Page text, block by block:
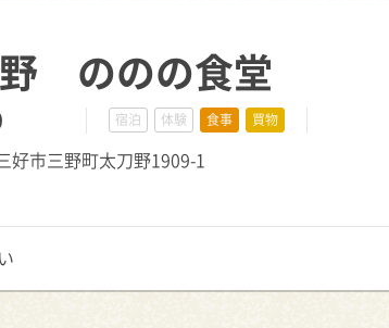
ののの食堂
宿泊 体験 食事 買物
市三野町太刀野1909-1